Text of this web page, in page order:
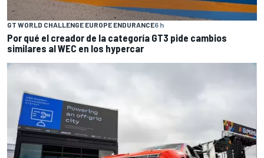
GT WORLD CHALLENGE EUROPE ENDURANCE6 h
Por qué el creador de la categoría GT3 pide cambios
similares al WEC en los hypercar